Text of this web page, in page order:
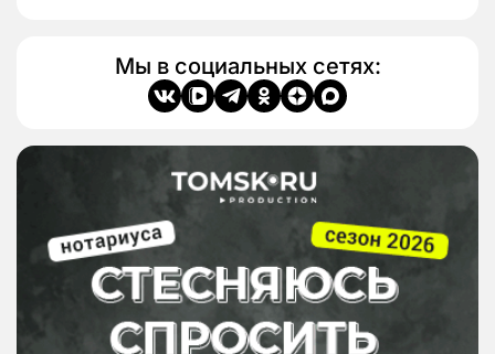
Мы в социальных сетях: